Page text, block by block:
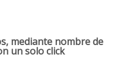
mediante nombre de
un solo click